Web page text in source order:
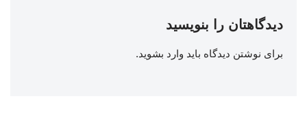
دیدگاهتان را بنویسید
برای نوشتن دیدگاه باید وارد بشوید.